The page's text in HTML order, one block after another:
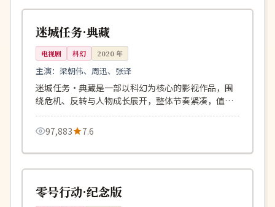
中国
迷城任务·典藏
电视剧 科幻 2020年
主演：梁朝伟、周迅、张译
迷城任务·典藏是一部以科幻为核心的影视作品，围
绕危机、反转与人物成长展开，整体节奏紧凑，值得
推荐观看。
97,883
7.6
韩国
杜比 102分钟
零号行动·纪念版